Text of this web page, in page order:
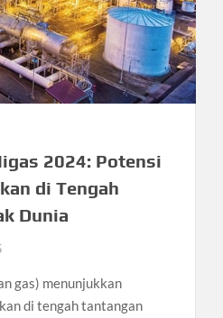
2024: Potensi
di Tengah
Dunia
gas) menunjukkan
di tengah tantangan